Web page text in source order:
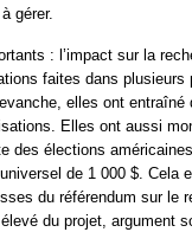
gérer.
: l’impact sur la
faites dans plusieurs
elles ont
Elles ont aussi
des élections
de 1 000 $. Cela
du référendum sur le
du projet, argument